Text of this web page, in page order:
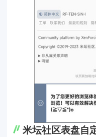
米坛社区表盘自